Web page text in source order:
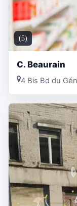
(5)
C. Beaurain
4 Bis Bd du